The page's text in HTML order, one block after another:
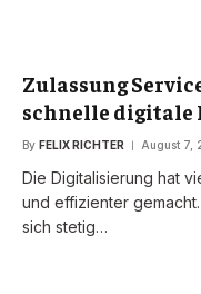
Zulassung
schnelle digitale
By FELIX RICHTER August 7,
Die Digitalisierung hat
und effizienter
sich stetig…